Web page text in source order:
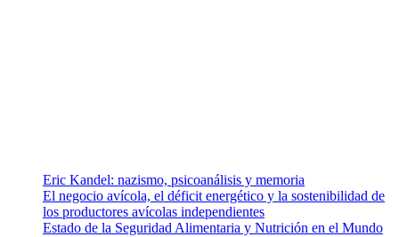
Eric Kandel: nazismo, psicoanálisis y memoria
El negocio avícola, el déficit energético y la sostenibilidad de
los productores avícolas independientes
Estado de la Seguridad Alimentaria y Nutrición en el Mundo